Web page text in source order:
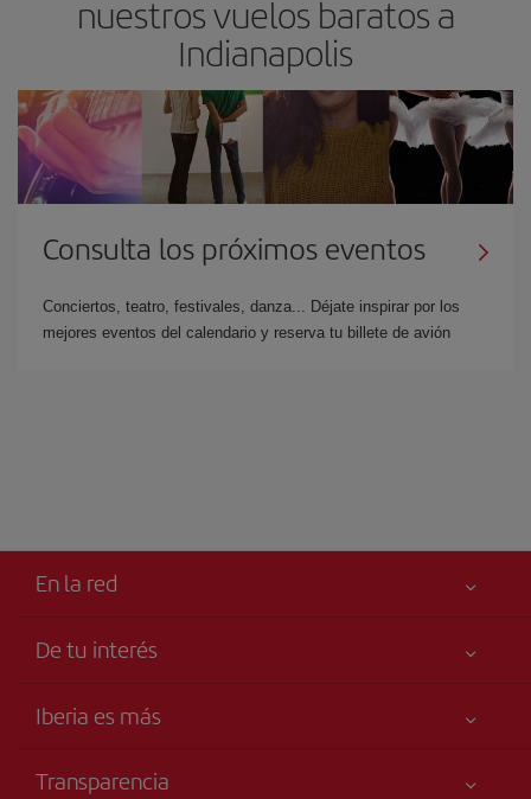
nuestros vuelos baratos a
Indianapolis
Consulta los próximos eventos
Conciertos, teatro, festivales, danza... Déjate inspirar por los
mejores eventos del calendario y reserva tu billete de avión
En la red
De tu interés
Accesibilidad
Iberia es más
Grupo Iberia
Transparencia